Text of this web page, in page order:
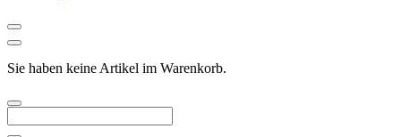
Sie haben keine Artikel im Warenkorb.